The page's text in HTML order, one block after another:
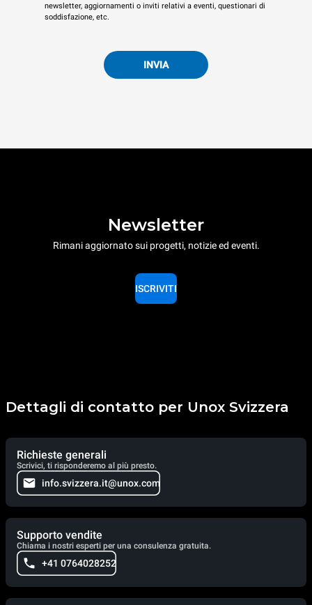
newsletter, aggiornamenti o inviti relativi a eventi, questionari di
soddisfazione, etc.
INVIA
Newsletter
Rimani aggiornato sui progetti, notizie ed eventi.
ISCRIVITI
Dettagli di contatto per Unox Svizzera
Richieste generali
Scrivici, ti risponderemo al più presto.
info.svizzera.it@unox.com
Supporto vendite
Chiama i nostri esperti per una consulenza gratuita.
+41 0764028252